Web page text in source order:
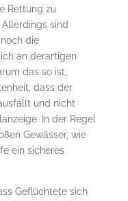
Rettung zu
sind
die
an derartigen
das so ist,
dass der
und nicht
In der Regel
Gewässer, wie
ein sicheres
Geflüchtete sich